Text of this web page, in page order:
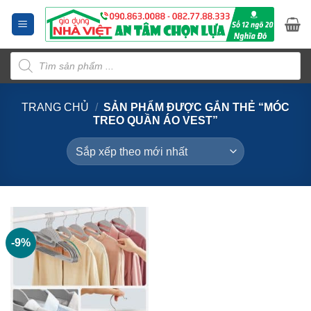
dung
Tìm
kiếm
sản
phẩm
TRANG CHỦ / SẢN PHẨM ĐƯỢC GẮN THẺ “MÓC
TREO QUẦN ÁO VEST”
-9%